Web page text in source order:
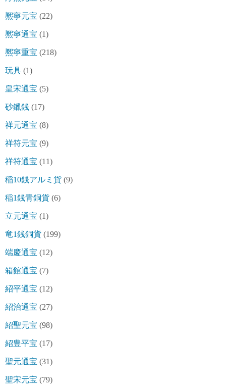
熈寧元宝 (22)
熈寧通宝 (1)
熈寧重宝 (218)
玩具 (1)
皇宋通宝 (5)
砂鑞銭 (17)
祥元通宝 (8)
祥符元宝 (9)
祥符通宝 (11)
稲10銭アルミ貨 (9)
稲1銭青銅貨 (6)
立元通宝 (1)
竜1銭銅貨 (199)
端慶通宝 (12)
箱館通宝 (7)
紹平通宝 (12)
紹治通宝 (27)
紹聖元宝 (98)
紹豊平宝 (17)
聖元通宝 (31)
聖宋元宝 (79)